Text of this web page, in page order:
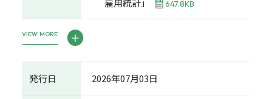
647.8KB
VIEW MORE
発行日 2026年07月03日